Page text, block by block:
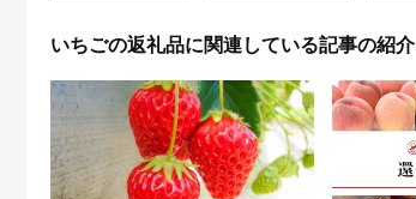
いちごの返礼品に関連している記事の紹介